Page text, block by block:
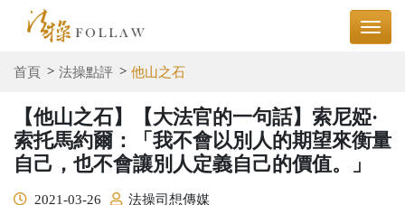
首頁 法操點評 他山之石
【他山之石】【大法官的一句話】索尼婭·
索托馬約爾：「我不會以別人的期望來衡量
自己，也不會讓別人定義自己的價值。」
2021-03-26 法操司想傳媒